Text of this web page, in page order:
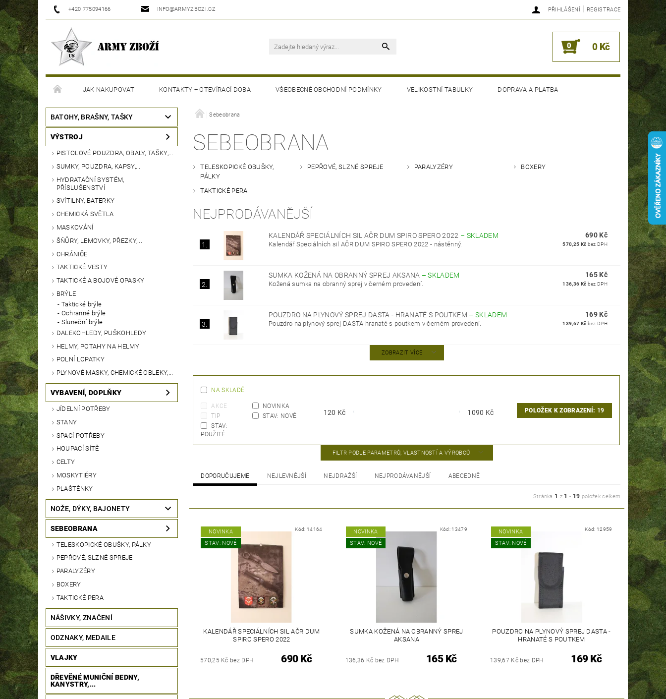
+420 775094166 INFO@ARMYZBOZI.CZ PŘIHLÁŠENÍ | REGISTRACE
0 0 Kč
JAK NAKUPOVAT KONTAKTY + OTEVÍRACÍ DOBA VŠEOBECNÉ OBCHODNÍ PODMÍNKY VELIKOSTNÍ TABULKY DOPRAVA A PLATBA
MOJE OBJEDNÁVKA
BATOHY, BRAŠNY, TAŠKY
VÝSTROJ
PISTOLOVÉ POUZDRA, OBALY, TAŠKY,...
SUMKY, POUZDRA, KAPSY,...
HYDRATAČNÍ SYSTÉM,
PŘÍSLUŠENSTVÍ
SVÍTILNY, BATERKY
CHEMICKÁ SVĚTLA
MASKOVÁNÍ
ŠŇŮRY, LEMOVKY, PŘEZKY,...
CHRÁNIČE
TAKTICKÉ VESTY
TAKTICKÉ A BOJOVÉ OPASKY
BRÝLE
Taktické brýle
Ochranné brýle
Sluneční brýle
DALEKOHLEDY, PUŠKOHLEDY
HELMY, POTAHY NA HELMY
POLNÍ LOPATKY
PLYNOVÉ MASKY, CHEMICKÉ OBLEKY,...
VYBAVENÍ, DOPLŇKY
JÍDELNÍ POTŘEBY
STANY
SPACÍ POTŘEBY
HOUPACÍ SÍTĚ
CELTY
MOSKYTIÉRY
PLAŠTĚNKY
NOŽE, DÝKY, BAJONETY
SEBEOBRANA
TELESKOPICKÉ OBUŠKY, PÁLKY
PEPŘOVÉ, SLZNÉ SPREJE
PARALYZÉRY
BOXERY
TAKTICKÉ PERA
NÁŠIVKY, ZNAČENÍ
ODZNAKY, MEDAILE
VLAJKY
DŘEVĚNÉ MUNIČNÍ BEDNY,
KANYSTRY,...
Sebeobrana
SEBEOBRANA
TELESKOPICKÉ OBUŠKY,
PÁLKY
PEPŘOVÉ, SLZNÉ SPREJE PARALYZÉRY BOXERY
TAKTICKÉ PERA
NEJPRODÁVANĚJŠÍ
1.
KALENDÁŘ SPECIÁLNÍCH SIL AČR DUM SPIRO SPERO 2022 – SKLADEM
Kalendář Speciálních sil AČR DUM SPIRO SPERO 2022 - nástěnný.
690 Kč
570,25 Kč bez DPH
2.
SUMKA KOŽENÁ NA OBRANNÝ SPREJ AKSANA –SKLADEM
Kožená sumka na obranný sprej v černém provedení.
165 Kč
136,36 Kč bez DPH
3.
POUZDRO NA PLYNOVÝ SPREJ DASTA - HRANATÉ S POUTKEM – SKLADEM
Pouzdro na plynový sprej DASTA hranaté s poutkem v černém provedení.
169 Kč
139,67 Kč bez DPH
ZOBRAZIT VÍCE
NA SKLADĚ
AKCE
NOVINKA
TIP
STAV: NOVÉ
STAV:
POUŽITÉ
120 Kč 1090 Kč POLOŽEK K ZOBRAZENÍ: 19
FILTR PODLE PARAMETRŮ, VLASTNOSTÍ A VÝROBCŮ
DOPORUČUJEME NEJLEVNĚJŠÍ NEJDRAŽŠÍ NEJPRODÁVANĚJŠÍ ABECEDNĚ
Stránka 1 z 1 - 19 položek celkem
NOVINKA
STAV: NOVÉ
Kód: 14164
KALENDÁŘ SPECIÁLNÍCH SIL AČR DUM
SPIRO SPERO 2022
570,25 Kč bez DPH 690 Kč
NOVINKA
STAV: NOVÉ
Kód: 13479
SUMKA KOŽENÁ NA OBRANNÝ SPREJ
AKSANA
136,36 Kč bez DPH 165 Kč
NOVINKA
STAV: NOVÉ
Kód: 12959
POUZDRO NA PLYNOVÝ SPREJ DASTA -
HRANATÉ S POUTKEM
139,67 Kč bez DPH 169 Kč